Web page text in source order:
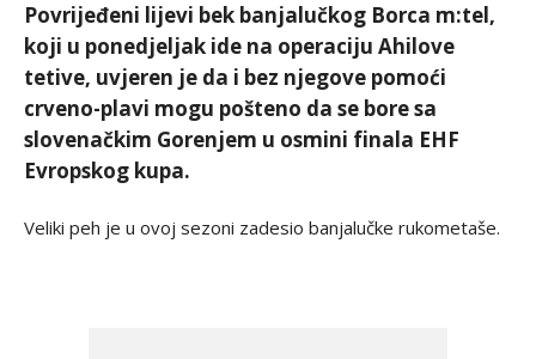
Povrijeđeni lijevi bek banjalučkog Borca m:tel,
koji u ponedjeljak ide na operaciju Ahilove
tetive, uvjeren je da i bez njegove pomoći
crveno-plavi mogu pošteno da se bore sa
slovenačkim Gorenjem u osmini finala EHF
Evropskog kupa.
Veliki peh je u ovoj sezoni zadesio banjalučke rukometaše.